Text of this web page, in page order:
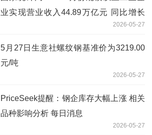
业实现营业收入44.89万亿元 同比增长
2026-05-27
5月27日生意社螺纹钢基准价为3219.00
元/吨
2026-05-27
PriceSeek提醒：钢企库存大幅上涨 相关
品种影响分析 每日消息
2026-05-27